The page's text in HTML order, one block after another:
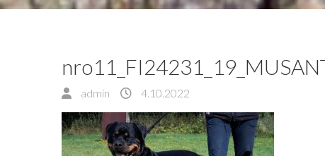
admin 4.10.2022